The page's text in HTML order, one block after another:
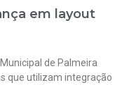
em layout
de Palmeira
que utilizam integração